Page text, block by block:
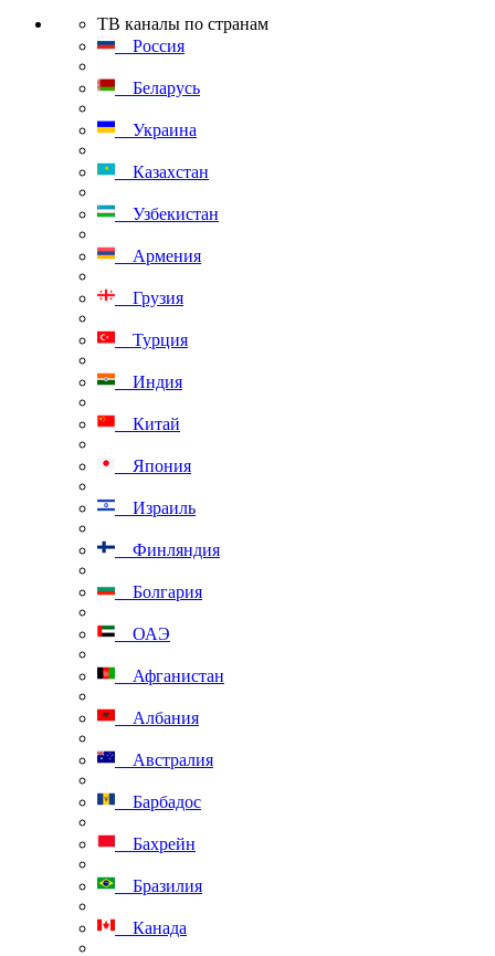
ТВ каналы по странам
Россия
Беларусь
Украина
Казахстан
Узбекистан
Армения
Грузия
Турция
Индия
Китай
Япония
Израиль
Финляндия
Болгария
ОАЭ
Афганистан
Албания
Австралия
Барбадос
Бахрейн
Бразилия
Канада